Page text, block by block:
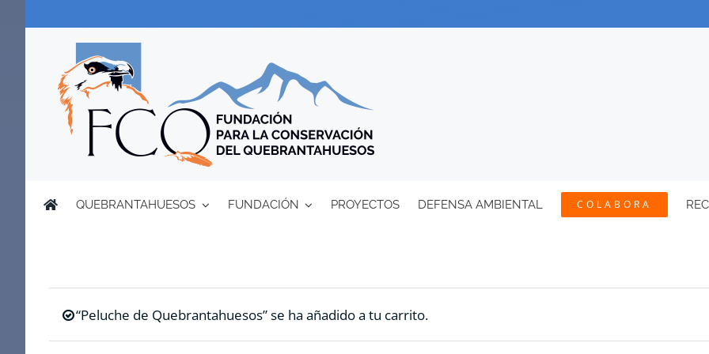
QUEBRANTAHUESOS FUNDACIÓN PROYECTOS DEFENSA AMBIENTAL COLABORA
“Peluche de Quebrantahuesos” se ha añadido a tu carrito.